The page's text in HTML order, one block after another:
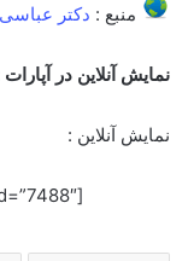
منبع : دکتر عباسی
نمایش آنلاین در آپارات
نمایش آنلاین :
[jwplayer player=”0″ playlistid=”7488″]